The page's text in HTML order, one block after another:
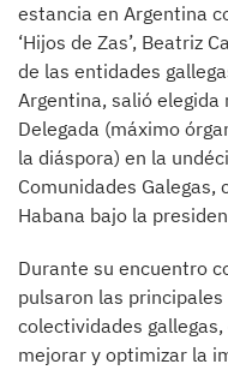
estancia en Argentina
‘Hijos de Zas’, Beatriz
de las entidades
Argentina, salió elegida
Delegada (máximo
la diáspora) en la
Comunidades Galegas,
Habana bajo la
Durante su encuentro
pulsaron las
colectividades
mejorar y optimizar la